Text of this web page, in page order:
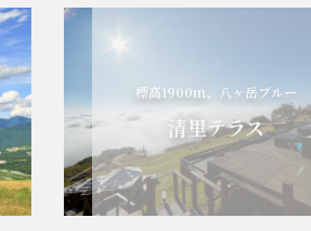
標高1900m、八ヶ岳ブルー
清里テラス